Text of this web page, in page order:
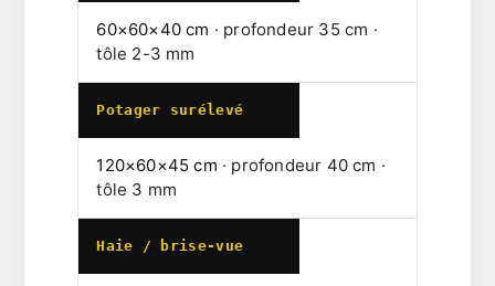
60×60×40 cm · profondeur 35 cm ·
tôle 2-3 mm
Potager surélevé
120×60×45 cm · profondeur 40 cm ·
tôle 3 mm
Haie / brise-vue